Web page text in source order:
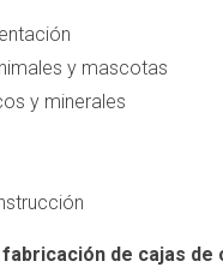
y mascotas
y minerales
de cajas de